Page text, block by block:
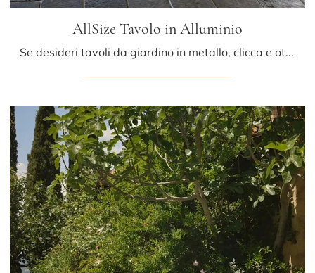
AllSize Tavolo in Alluminio
Se desideri tavoli da giardino in metallo, clicca e ottieni informazioni sul modello AllSize Tavolo in Alluminio del brand Fast.